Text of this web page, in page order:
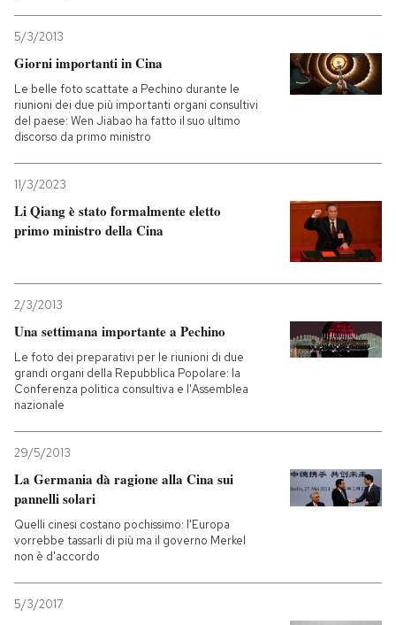
5/3/2013
Giorni importanti in Cina
Le belle foto scattate a Pechino durante le
riunioni dei due più importanti organi consultivi
del paese: Wen Jiabao ha fatto il suo ultimo
discorso da primo ministro
11/3/2023
Li Qiang è stato formalmente eletto
primo ministro della Cina
2/3/2013
Una settimana importante a Pechino
Le foto dei preparativi per le riunioni di due
grandi organi della Repubblica Popolare: la
Conferenza politica consultiva e l'Assemblea
nazionale
29/5/2013
La Germania dà ragione alla Cina sui
pannelli solari
Quelli cinesi costano pochissimo: l'Europa
vorrebbe tassarli di più ma il governo Merkel
non è d'accordo
5/3/2017